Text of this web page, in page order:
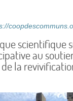
Se connecter
scientifique
au
la